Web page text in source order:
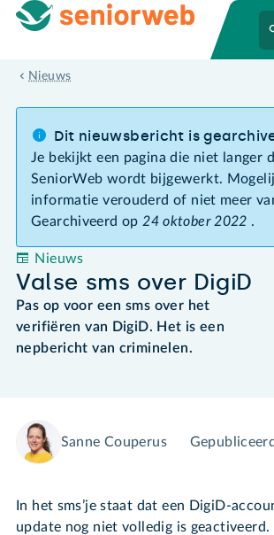
Nieuws
Valse sms over DigiD
Dit nieuwsbericht is
Je bekijkt een pagina die niet langer
SeniorWeb wordt bijgewerkt.
informatie verouderd of niet meer
Gearchiveerd op 24 oktober 2022 .
Nieuws
Valse sms over DigiD
Pas op voor een sms over het
verifiëren van DigiD. Het is een
nepbericht van criminelen.
Sanne Couperus
In het sms’je staat dat een DigiD-
update nog niet volledig is geactiveerd.